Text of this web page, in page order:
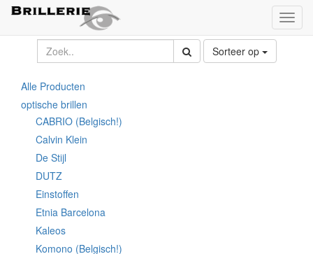
Sorteer op
Alle Producten
optische brillen
CABRIO (Belgisch!)
Calvin Klein
De Stijl
DUTZ
Einstoffen
Etnia Barcelona
Kaleos
Komono (Belgisch!)